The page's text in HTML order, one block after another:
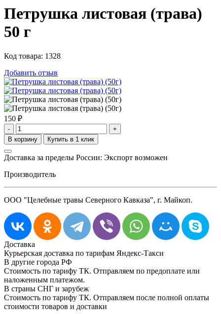
Петрушка листовая (трава)
50 г
Код товара: 1328
Добавить отзыв
150 ₽
- +
Доставка за пределы России: Экспорт возможен
Производитель
ООО "Целебные травы Северного Кавказа", г. Майкоп.
Доставка
Курьерская доставка по тарифам Яндекс-Такси
В другие города РФ
Стоимость по тарифу ТК. Отправляем по предоплате или
наложенным платежом.
В страны СНГ и зарубеж
Стоимость по тарифу ТК. Отправляем после полной оплаты
стоимости товаров и доставки